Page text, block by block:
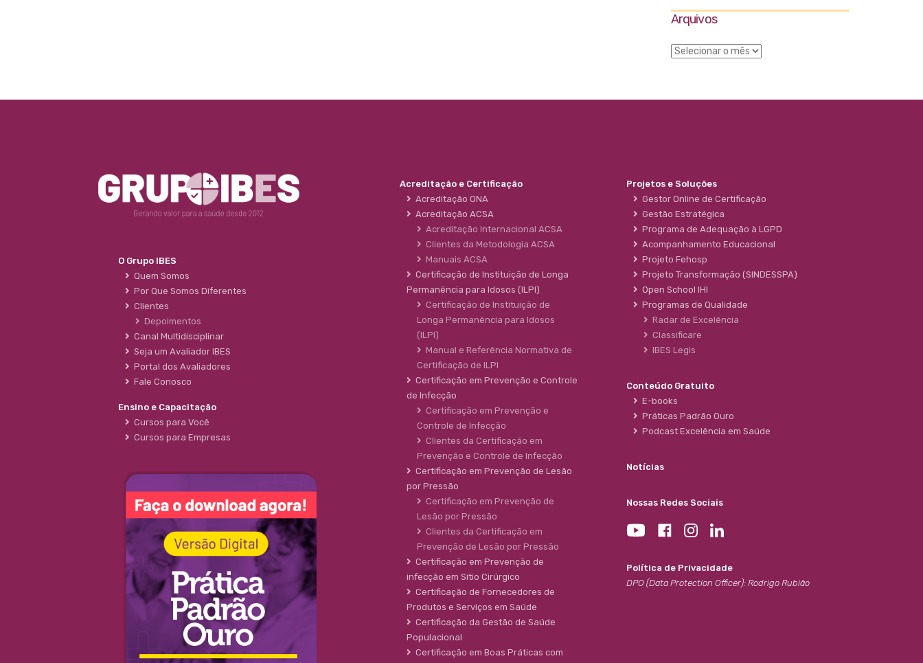
Arquivos
O Grupo IBES
Quem Somos
Por Que Somos Diferentes
Clientes
Depoimentos
Canal Multidisciplinar
Seja um Avaliador IBES
Portal dos Avaliadores
Fale Conosco
Ensino e Capacitação
Cursos para Você
Cursos para Empresas
Acreditação e Certificação
Acreditação ONA
Acreditação ACSA
Acreditação Internacional ACSA
Clientes da Metodologia ACSA
Manuais ACSA
Certificação de Instituição de Longa
Permanência para Idosos (ILPI)
Certificação de Instituição de
Longa Permanência para Idosos
(ILPI)
Manual e Referência Normativa de
Certificação de ILPI
Certificação em Prevenção e Controle
de Infecção
Certificação em Prevenção e
Controle de Infecção
Clientes da Certificação em
Prevenção e Controle de Infecção
Certificação em Prevenção de Lesão
por Pressão
Certificação em Prevenção de
Lesão por Pressão
Clientes da Certificação em
Prevenção de Lesão por Pressão
Certificação em Prevenção de
infecção em Sítio Cirúrgico
Certificação de Fornecedores de
Produtos e Serviços em Saúde
Certificação da Gestão de Saúde
Populacional
Certificação em Boas Práticas com
Projetos e Soluções
Gestor Online de Certificação
Gestão Estratégica
Programa de Adequação à LGPD
Acompanhamento Educacional
Projeto Fehosp
Projeto Transformação (SINDESSPA)
Open School IHI
Programas de Qualidade
Radar de Excelência
Classificare
IBES Legis
Conteúdo Gratuito
E-books
Práticas Padrão Ouro
Podcast Excelência em Saúde
Notícias
Nossas Redes Sociais
Política de Privacidade
DPO (Data Protection Officer): Rodrigo Rubião